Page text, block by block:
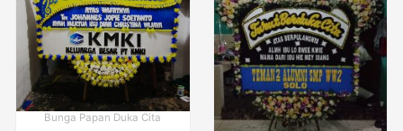
Bunga Papan Duka Cita